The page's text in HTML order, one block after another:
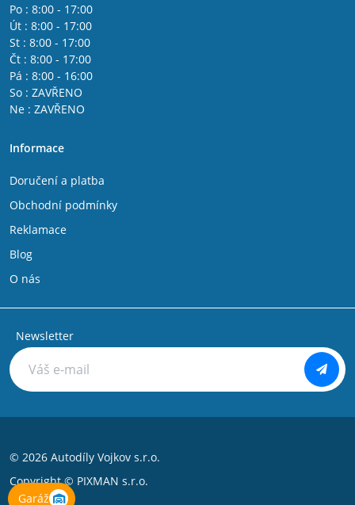
Garáž
Po : 8:00 - 17:00
Út : 8:00 - 17:00
St : 8:00 - 17:00
Čt : 8:00 - 17:00
Pá : 8:00 - 16:00
So : ZAVŘENO
Ne : ZAVŘENO
Informace
Doručení a platba
Obchodní podmínky
Reklamace
Blog
O nás
Newsletter
© 2026 Autodíly Vojkov s.r.o.
Copyright © PIXMAN s.r.o.